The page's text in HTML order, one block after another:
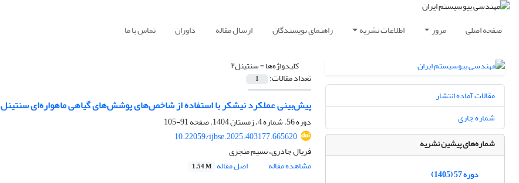
صفحه اصلی مرور اطلاعات نشریه راهنمای نویسندگان ارسال مقاله داوران تماس با ما
کلیدواژه‌ها =سنتینل۲
تعداد مقالات: 1
پیش‌بینی عملکرد نیشکر با استفاده از شاخص‌های پوشش‌های گیاهی ماهواره‌ای سنتینل2 و الگوریتم‌های خوشه بندی K-MEANS و رگرسیون KNN
دوره 56، شماره 4، زمستان 1404، صفحه
91-105
10.22059/ijbse.2025.403177.665620
فریال جادری، نسیم منجزی
مشاهده مقاله
اصل مقاله 1.54 M
مقالات آماده انتشار
شماره جاری
شماره‌های پیشین نشریه
دوره 57 (1405)